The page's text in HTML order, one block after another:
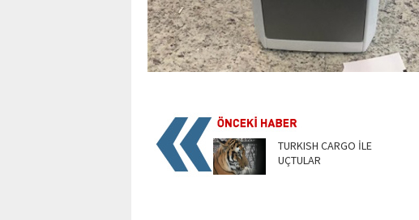
TURKISH CARGO İLE
UÇTULAR